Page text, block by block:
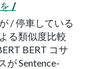
/
/ 停車している
る類似度比較
BERT コサ
が Sentence-